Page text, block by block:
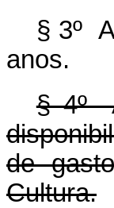
§ 3º
anos.
§ 4º
de
Cultura.